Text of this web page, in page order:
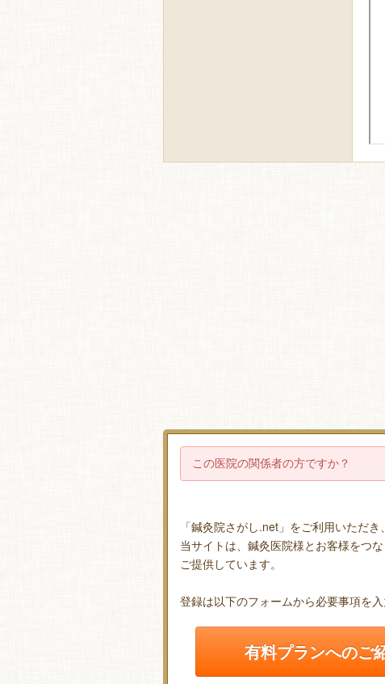
この医院の関係者の方ですか？
「鍼灸院さがし.net」をご利用いただき
当サイトは、鍼灸医院様とお客様をつ
ご提供しています。
登録は以下のフォームから必要事項を
有料プランへのご